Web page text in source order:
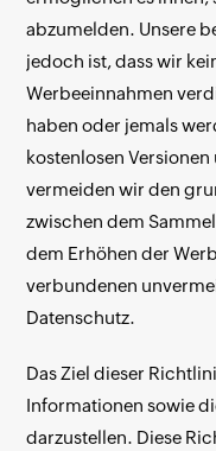
abzumelden. Unsere
jedoch ist, dass wir
Werbeeinnahmen
haben oder jemals
kostenlosen
vermeiden wir den
zwischen dem
dem Erhöhen der
verbundenen
Datenschutz.
Das Ziel dieser
Informationen sowie
darzustellen. Diese